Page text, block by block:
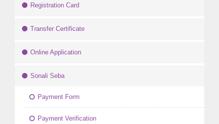
Registration Card
Transfer Certificate
Online Application
Sonali Seba
Payment Form
Payment Verification